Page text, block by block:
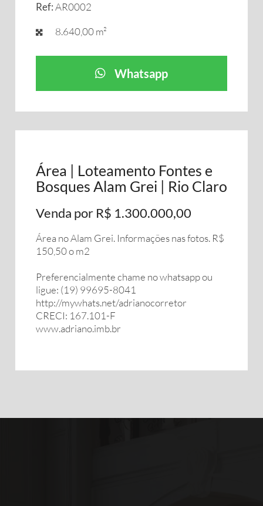
Ref:AR0002
8.640,00 m²
Whatsapp
Área | Loteamento Fontes e
Bosques Alam Grei | Rio Claro
Venda por R$ 1.300.000,00
Área no Alam Grei. Informações nas fotos. R$
150,50 o m2
Preferencialmente chame no whatsapp ou
ligue: (19) 99695-8041
http://mywhats.net/adrianocorretor
CRECI: 167.101-F
www.adriano.imb.br